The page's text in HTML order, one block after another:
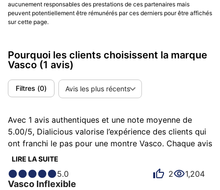
aucunement responsables des prestations de ces partenaires mais
peuvent potentiellement être rémunérés par ces derniers pour être affichés
sur cette page.
Pourquoi les clients choisissent la marque
Vasco (1 avis)
Filtres (0) Avis les plus récents
Avec 1 avis authentiques et une note moyenne de
5.00/5, Dialicious valorise l’expérience des clients qui
ont franchi le pas pour une montre Vasco. Chaque avis
est une source d’inspiration pour comprendre ce qui
rend Vasco unique aux yeux de ses possesseurs.
Certains la décrivent comme attractive, d'autres
LIRE LA SUITE
5.0 2 1,204
Vasco Inflexible